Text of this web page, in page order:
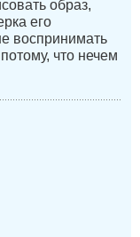
образ,
его
воспринимать
что нечем